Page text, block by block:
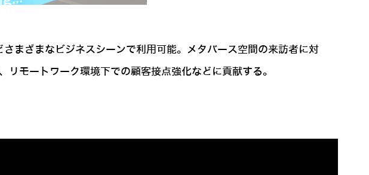
まざまなビジネスシーンで利用可能。メタバース空間の来訪者に対
モートワーク環境下での顧客接点強化などに貢献する。